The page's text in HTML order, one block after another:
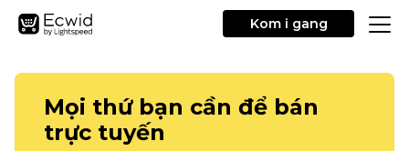
Kom i gang
Mọi thứ bạn cần để bán
trực tuyến